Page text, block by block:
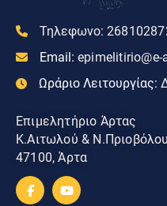
Τηλεφωνο:
Email: epimelitirio@e-
Ωράριο Λειτουργίας:
Επιμελητήριο Άρτας
Κ.Αιτωλού &
47100, Άρτα